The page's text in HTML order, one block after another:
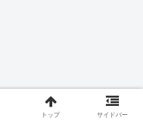
トップ サイドバー